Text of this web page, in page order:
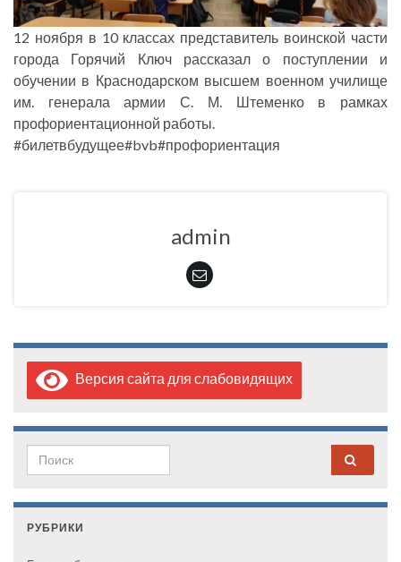
12 ноября в 10 классах представитель воинской части
города Горячий Ключ рассказал о поступлении и
обучении в Краснодарском высшем военном училище
им. генерала армии С. М. Штеменко в рамках
профориентационной работы.
#билетвбудущее#bvb#профориентация
admin
Версия сайта для слабовидящих
Search for:
РУБРИКИ